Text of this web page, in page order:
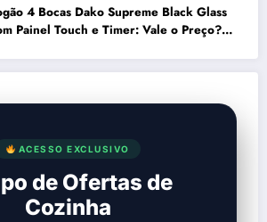
4 Bocas Dako Supreme Black Glass
Painel Touch e Timer: Vale o Preço?
ACESSO EXCLUSIVO
de Ofertas de
Cozinha